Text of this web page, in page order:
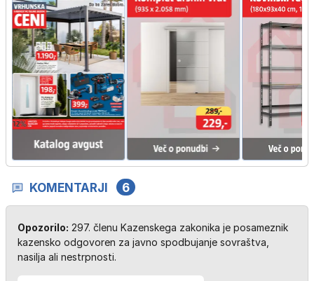
KOMENTARJI 6
Opozorilo: 297. členu Kazenskega zakonika je posameznik
kazensko odgovoren za javno spodbujanje sovraštva,
nasilja ali nestrpnosti.